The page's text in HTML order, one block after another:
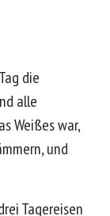
die
alle
Weißes war,
und
Tagereisen